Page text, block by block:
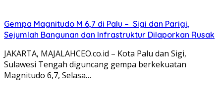
Gempa Magnitudo M 6,7 di Palu – Sigi dan Parigi,
Sejumlah Bangunan dan Infrastruktur Dilaporkan Rusak
JAKARTA, MAJALAHCEO.co.id – Kota Palu dan Sigi,
Sulawesi Tengah diguncang gempa berkekuatan
Magnitudo 6,7, Selasa…